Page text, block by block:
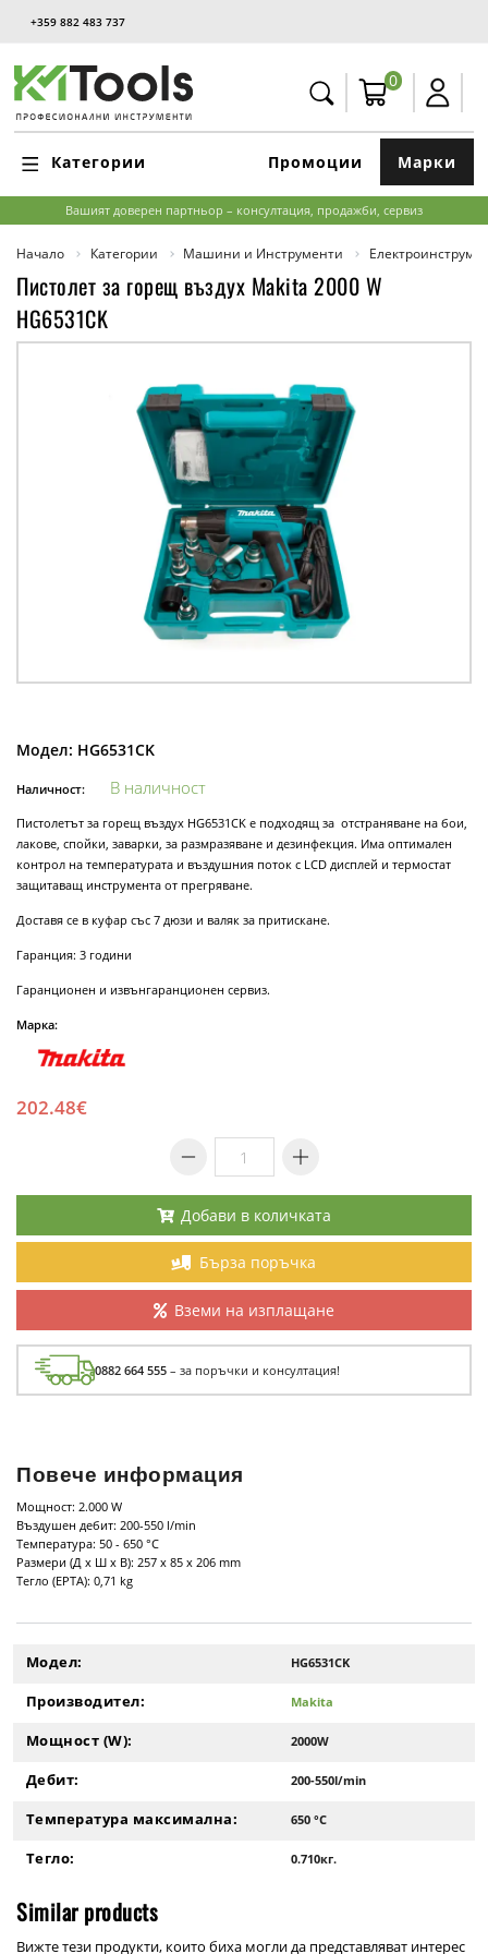
+359 882 483 737
0
Категории Марки
Промоции
Вашият доверен партньор – консултация, продажби, сервиз
Начало Категории Машини и Инструменти
Пистолет за горещ въздух Makita 2000 W
HG6531CK
Модел: HG6531CK
Наличност: В наличност
Пистолетът за горещ въздух HG6531CK е подходящ за отстраняване на бои,
лакове, спойки, заварки, за размразяване и дезинфекция. Има оптимален
контрол на температурата и въздушния поток с LCD дисплей и термостат
защитаващ инструмента от прегряване.
Доставя се в куфар със 7 дюзи и валяк за притискане.
Гаранция: 3 години
Гаранционен и извънгаранционен сервиз.
Марка:
202.48€
Добави в количката
Бърза поръчка
Вземи на изплащане
0882 664 555 – за поръчки и консултация!
Повече информация
Мощност: 2.000 W
Въздушен дебит: 200-550 l/min
Температура: 50 - 650 °C
Размери (Д х Ш х В): 257 x 85 x 206 mm
Тегло (EPTA): 0,71 kg
Модел: HG6531CK
Производител: Makita
Мощност (W): 2000W
Дебит: 200-550l/min
Температура максимална: 650 °C
Тегло: 0.710кг.
Similar products
Вижте тези продукти, които биха могли да представляват интерес